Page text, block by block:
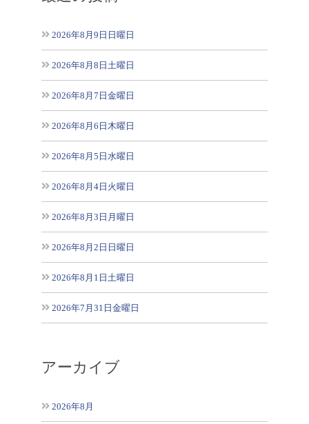
2026年8月9日日曜日
2026年8月8日土曜日
2026年8月7日金曜日
2026年8月6日木曜日
2026年8月5日水曜日
2026年8月4日火曜日
2026年8月3日月曜日
2026年8月2日日曜日
2026年8月1日土曜日
2026年7月31日金曜日
アーカイブ
2026年8月